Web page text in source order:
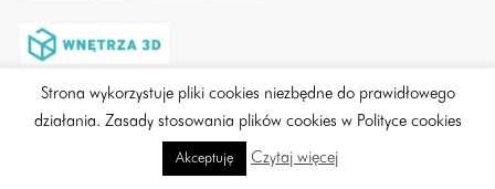
Strona wykorzystuje pliki cookies niezbędne do prawidłowego
działania. Zasady stosowania plików cookies w Polityce cookies
Akceptuję Czytaj więcej